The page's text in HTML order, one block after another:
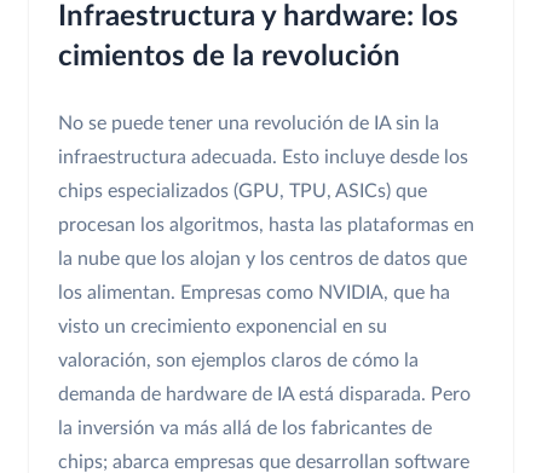
Infraestructura y hardware: los
cimientos de la revolución
No se puede tener una revolución de IA sin la
infraestructura adecuada. Esto incluye desde los
chips especializados (GPU, TPU, ASICs) que
procesan los algoritmos, hasta las plataformas en
la nube que los alojan y los centros de datos que
los alimentan. Empresas como NVIDIA, que ha
visto un crecimiento exponencial en su
valoración, son ejemplos claros de cómo la
demanda de hardware de IA está disparada. Pero
la inversión va más allá de los fabricantes de
chips; abarca empresas que desarrollan software